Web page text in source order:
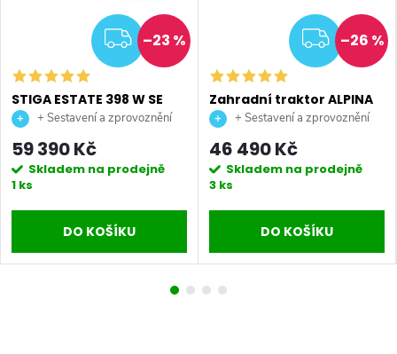
ZDARMA
–23 %
STIGA ESTATE 398 W SE
zahradní traktor
+ Sestavení a zprovoznění
stroje + doprava až na vaši
zahradu.
59 390 Kč
Skladem na prodejně
1 ks
DO KOŠÍKU
–26 %
Zahradní traktor ALPINA
AT4 98 HA
+ Sestavení a zprovoznění
stroje + doprava až na vaši
zahradu.
46 490 Kč
Skladem na prodejně
3 ks
DO KOŠÍKU